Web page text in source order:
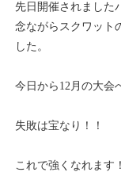
先日開催されました
念ながらスクワット
した。
今日から12月の大会
失敗は宝なり！！
これで強くなれます